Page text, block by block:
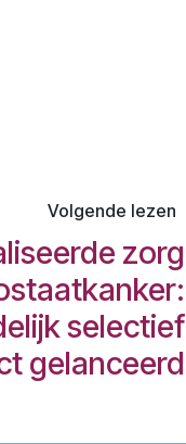
Volgende lezen
zorg
selectief
gelanceerd